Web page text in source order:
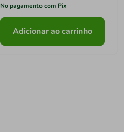
No pagamento com Pix
Adicionar ao carrinho